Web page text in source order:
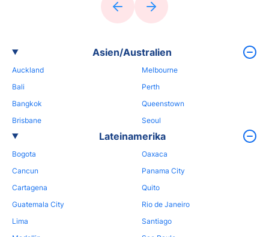
Asien/Australien
Auckland
Bali
Bangkok
Brisbane
Melbourne
Perth
Queenstown
Seoul
Lateinamerika
Bogota
Cancun
Cartagena
Guatemala City
Lima
Oaxaca
Panama City
Quito
Rio de Janeiro
Santiago